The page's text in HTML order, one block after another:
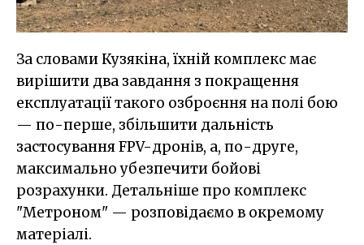
За словами Кузякіна, їхній комплекс має
вирішити два завдання з покращення
експлуатації такого озброєння на полі бою
— по-перше, збільшити дальність
застосування FPV-дронів, а, по-друге,
максимально убезпечити бойові
розрахунки. Детальніше про комплекс
"Метроном" — розповідаємо в окремому
матеріалі.